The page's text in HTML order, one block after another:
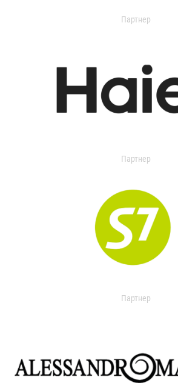
Партнер
Партнер
Партнер